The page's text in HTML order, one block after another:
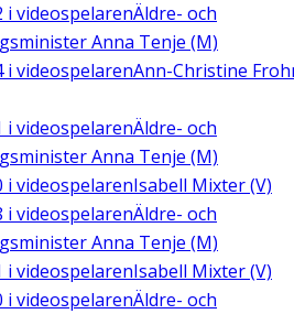
i videospelarenÄldre- och
Anna Tenje (M)
i videospelarenAnn-Christine
i videospelarenÄldre- och
Anna Tenje (M)
i videospelarenIsabell Mixter (V)
i videospelarenÄldre- och
Anna Tenje (M)
i videospelarenIsabell Mixter (V)
i videospelarenÄldre- och